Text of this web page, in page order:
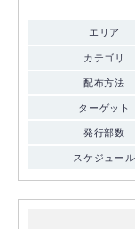
エリア
カテゴリ
配布方法
ターゲット
発行部数
スケジュール